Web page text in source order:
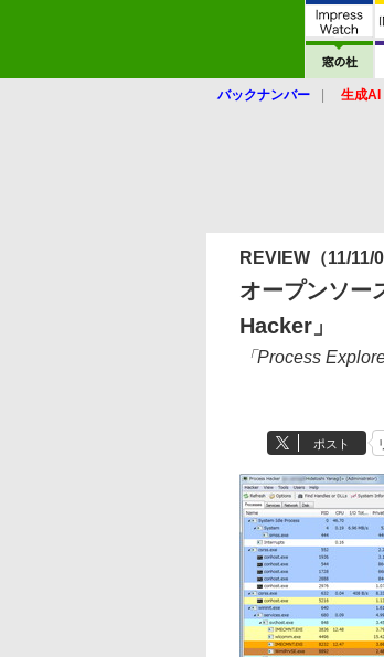
バックナンバー 生成AI
REVIEW （11/11/
オープンソー
Hacker」
「Process
ポスト